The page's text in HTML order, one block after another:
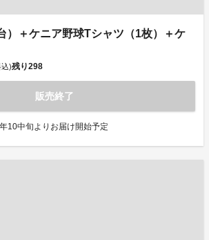
）＋ケニア野球Tシャツ（1枚）＋ケ
)残り298
販売終了
10中旬よりお届け開始予定